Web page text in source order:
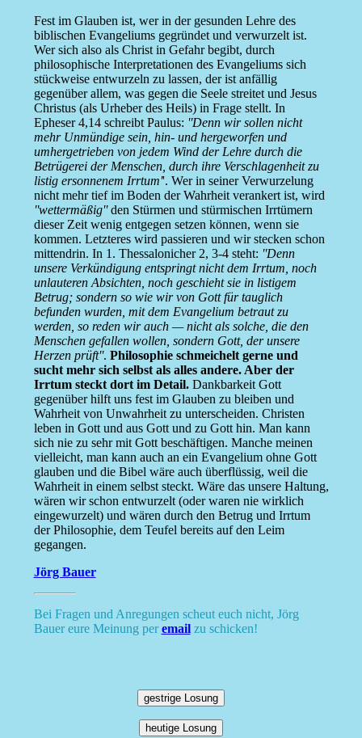
Fest im Glauben ist, wer in der gesunden Lehre des
biblischen Evangeliums gegründet und verwurzelt ist.
Wer sich also als Christ in Gefahr begibt, durch
philosophische Interpretationen des Evangeliums sich
stückweise entwurzeln zu lassen, der ist anfällig
gegenüber allem, was gegen die Seele streitet und Jesus
Christus (als Urheber des Heils) in Frage stellt. In
Epheser 4,14 schreibt Paulus: ''Denn wir sollen nicht
mehr Unmündige sein, hin- und hergeworfen und
umhergetrieben von jedem Wind der Lehre durch die
Betrügerei der Menschen, durch ihre Verschlagenheit zu
listig ersonnenem Irrtum''. Wer in seiner Verwurzelung
nicht mehr tief im Boden der Wahrheit verankert ist, wird
''wettermäßig''den Stürmen und stürmischen Irrtümern
dieser Zeit wenig entgegen setzen können, wenn sie
kommen. Letzteres wird passieren und wir stecken schon
mittendrin. In 1. Thessalonicher 2, 3-4 steht: ''Denn
unsere Verkündigung entspringt nicht dem Irrtum, noch
unlauteren Absichten, noch geschieht sie in listigem
Betrug; sondern so wie wir von Gott für tauglich
befunden wurden, mit dem Evangelium betraut zu
werden, so reden wir auch — nicht als solche, die den
Menschen gefallen wollen, sondern Gott, der unsere
Herzen prüft''. Philosophie schmeichelt gerne und
sucht mehr sich selbst als alles andere. Aber der
Irrtum steckt dort im Detail.Dankbarkeit Gott
gegenüber hilft uns fest im Glauben zu bleiben und
Wahrheit von Unwahrheit zu unterscheiden. Christen
leben in Gott und aus Gott und zu Gott hin. Man kann
sich nie zu sehr mit Gott beschäftigen. Manche meinen
vielleicht, man kann auch an ein Evangelium ohne Gott
glauben und die Bibel wäre auch überflüssig, weil die
Wahrheit in einem selbst steckt. Wäre das unsere Haltung,
wären wir schon entwurzelt (oder waren nie wirklich
eingewurzelt) und wären durch den Betrug und Irrtum
der Philosophie, dem Teufel bereits auf den Leim
gegangen.
Jörg Bauer
Bei Fragen und Anregungen scheut euch nicht, Jörg
Bauer eure Meinung peremailzu schicken!
gestrige Losung
heutige Losung